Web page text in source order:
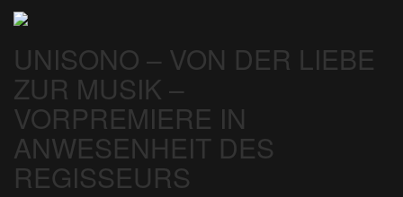
UNISONO – VON DER LIEBE
ZUR MUSIK –
VORPREMIERE IN
ANWESENHEIT DES
REGISSEURS